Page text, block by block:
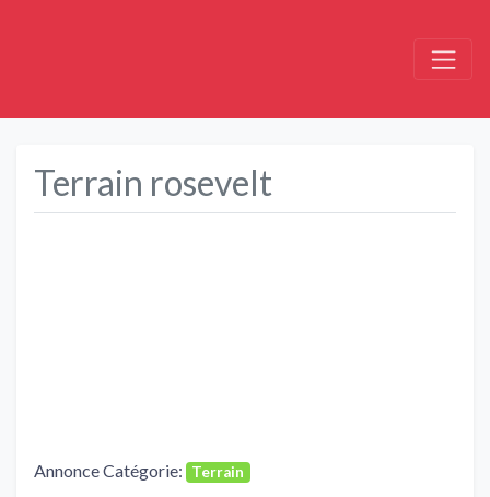
Terrain rosevelt
Annonce Catégorie: Terrain